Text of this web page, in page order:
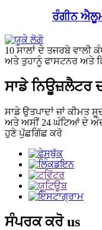
ਰੰਗੀਨ
10 ਸਾਲਾਂ ਦੇ ਤਜਰਬੇ ਵਾਲੀ
ਅਤੇ ਤੁਹਾਨੂੰ ਫਾਸਟਨਰ ਅਤੇ
ਸਾਡੇ ਨਿਊਜ਼ਲੈਟਰ
ਸਾਡੇ ਉਤਪਾਦਾਂ ਜਾਂ ਕੀਮਤ
ਅਤੇ ਅਸੀਂ 24 ਘੰਟਿਆਂ ਦੇ
ਹੁਣੇ ਪੁੱਛਗਿੱਛ ਕਰੋ
ਸੰਪਰਕ ਕਰੋus